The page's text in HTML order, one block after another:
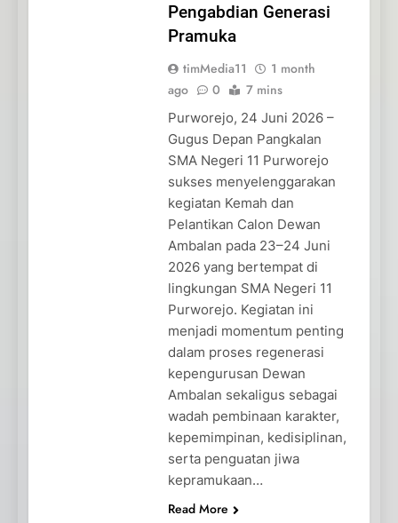
Pengabdian Generasi
Pramuka
timMedia11
1 month
ago
0 7 mins
Purworejo, 24 Juni 2026 –
Gugus Depan Pangkalan
SMA Negeri 11 Purworejo
sukses menyelenggarakan
kegiatan Kemah dan
Pelantikan Calon Dewan
Ambalan pada 23–24 Juni
2026 yang bertempat di
lingkungan SMA Negeri 11
Purworejo. Kegiatan ini
menjadi momentum penting
dalam proses regenerasi
kepengurusan Dewan
Ambalan sekaligus sebagai
wadah pembinaan karakter,
kepemimpinan, kedisiplinan,
serta penguatan jiwa
kepramukaan…
Read More